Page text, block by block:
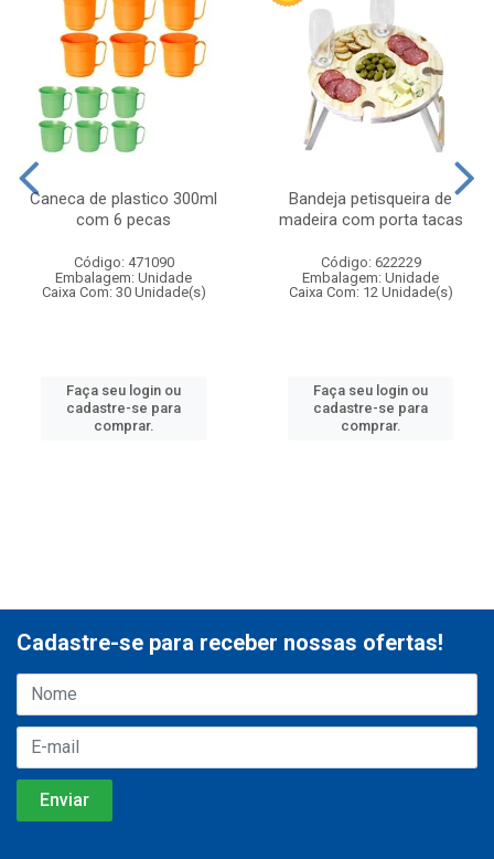
Caneca de plastico 300ml
com 6 pecas
Código: 471090
Embalagem: Unidade
Caixa Com: 30 Unidade(s)
Faça seu login ou
cadastre-se para
comprar.
Bandeja petisqueira de
madeira com porta tacas
Código: 622229
Embalagem: Unidade
Caixa Com: 12 Unidade(s)
Faça seu login ou
cadastre-se para
comprar.
Cadastre-se para receber nossas ofertas!